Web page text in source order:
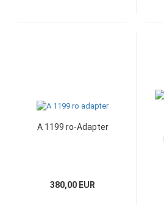
A 1199 ro-Adapter
380,00 EUR